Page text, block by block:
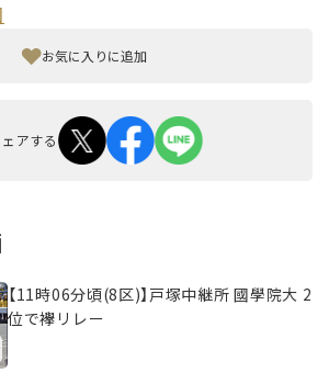
お気に入りに追加
アする
【11時06分頃(8区)】戸塚中継所 國學院大 2
位で襷リレー